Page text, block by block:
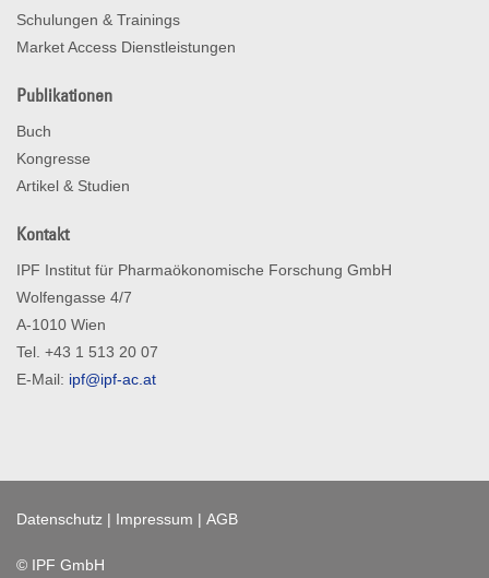
Schulungen & Trainings
Market Access Dienstleistungen
Publikationen
Buch
Kongresse
Artikel & Studien
Kontakt
IPF Institut für Pharmaökonomische Forschung GmbH
Wolfengasse 4/7
A-1010 Wien
Tel. +43 1 513 20 07
E-Mail: ipf@ipf-ac.at
Datenschutz | Impressum | AGB
© IPF GmbH